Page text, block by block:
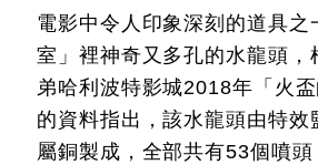
電影中令人印象深刻的道具之
室」裡神奇又多孔的水龍頭，
弟哈利波特影城2018年「火
的資料指出，該水龍頭由特效
屬銅製成，全部共有53個噴